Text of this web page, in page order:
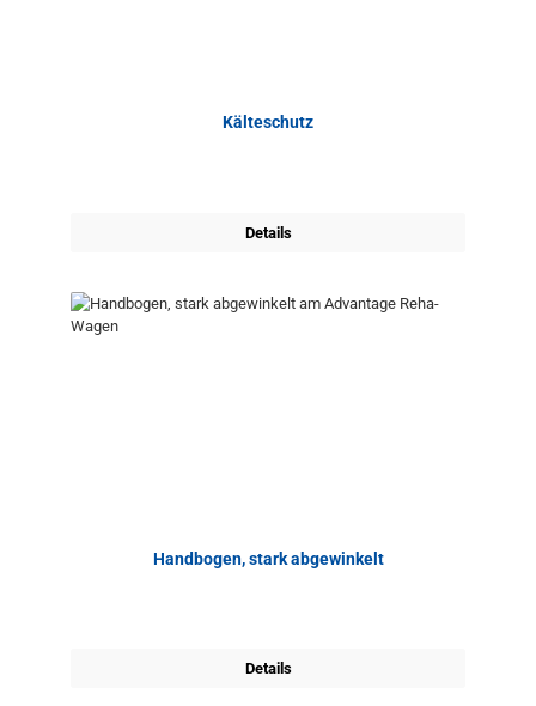
Kälteschutz
Details
Handbogen, stark abgewinkelt
Details